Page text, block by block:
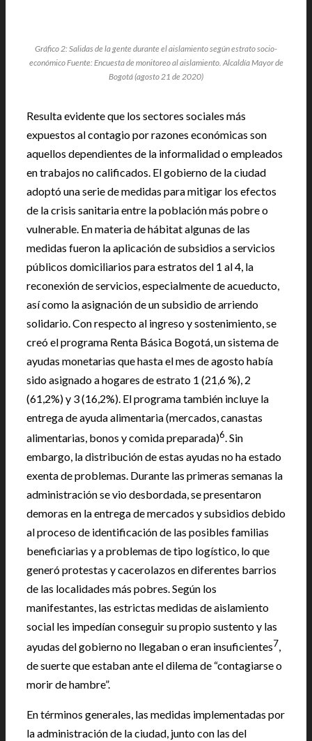
Gráfico 2: Salidas de la gente durante el aislamiento según estrato socio-
económico Fuente: Encuesta de monitoreo al aislamiento. Alcaldía Mayor de
Bogotá (agosto 21 de 2020)
Resulta evidente que los sectores sociales más
expuestos al contagio por razones económicas son
aquellos dependientes de la informalidad o empleados
en trabajos no calificados. El gobierno de la ciudad
adoptó una serie de medidas para mitigar los efectos
de la crisis sanitaria entre la población más pobre o
vulnerable. En materia de hábitat algunas de las
medidas fueron la aplicación de subsidios a servicios
públicos domiciliarios para estratos del 1 al 4, la
reconexión de servicios, especialmente de acueducto,
así como la asignación de un subsidio de arriendo
solidario. Con respecto al ingreso y sostenimiento, se
creó el programa Renta Básica Bogotá, un sistema de
ayudas monetarias que hasta el mes de agosto había
sido asignado a hogares de estrato 1 (21,6 %), 2
(61,2%) y 3 (16,2%). El programa también incluye la
entrega de ayuda alimentaria (mercados, canastas
alimentarias, bonos y comida preparada)6. Sin
embargo, la distribución de estas ayudas no ha estado
exenta de problemas. Durante las primeras semanas la
administración se vio desbordada, se presentaron
demoras en la entrega de mercados y subsidios debido
al proceso de identificación de las posibles familias
beneficiarias y a problemas de tipo logístico, lo que
generó protestas y cacerolazos en diferentes barrios
de las localidades más pobres. Según los
manifestantes, las estrictas medidas de aislamiento
social les impedían conseguir su propio sustento y las
ayudas del gobierno no llegaban o eran insuficientes7,
de suerte que estaban ante el dilema de “contagiarse o
morir de hambre”.
En términos generales, las medidas implementadas por
la administración de la ciudad, junto con las del